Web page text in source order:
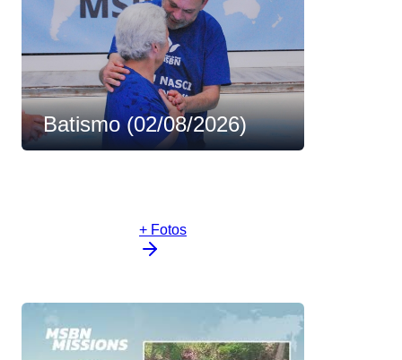
Batismo (02/08/2026)
+ Fotos